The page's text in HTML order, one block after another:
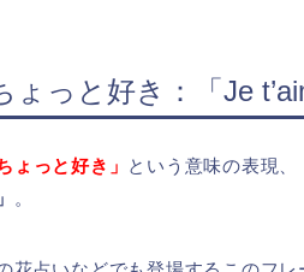
ょっと好き：「Je
ょっと好き」 という意味の表現、
。